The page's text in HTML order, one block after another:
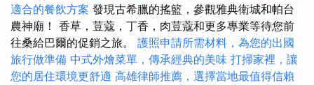
適合的餐飲方案 發現古希臘的搖籃，參觀雅典衛城和帕台
農神廟！ 香草，荳蔻，丁香，肉荳蔻和更多專業等待您前
往桑給巴爾的促銷之旅。 護照申請所需材料，為您的出國
旅行做準備 中式外燴菜單，傳承經典的美味 打掃家裡，讓
您的居住環境更舒適 高雄律師推薦，選擇當地最值得信賴